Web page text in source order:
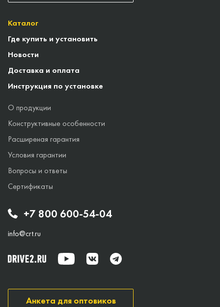
+7 800 600-54-04
info@crt.ru
Каталог
Где купить и установить
Новости
Доставка и оплата
Инструкция по установке
О продукции
Конструктивные особенности
Расширеная гарантия
Условия гарантии
Вопросы и ответы
Сертификаты
Анкета для оптовиков